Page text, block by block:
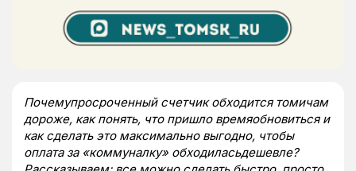
Почемупросроченный счетчик обходится томичам
дороже, как понять, что пришло времяобновиться и
как сделать это максимально выгодно, чтобы
оплата за «коммуналку» обходиласьдешевле?